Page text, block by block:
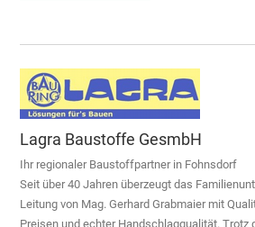
Lagra Baustoffe GesmbH
Ihr regionaler Baustoffpartner in Fohnsdorf
Seit über 40 Jahren überzeugt das
Leitung von Mag. Gerhard Grabmaier mit
Preisen und echter Handschlagqualität. Trotz